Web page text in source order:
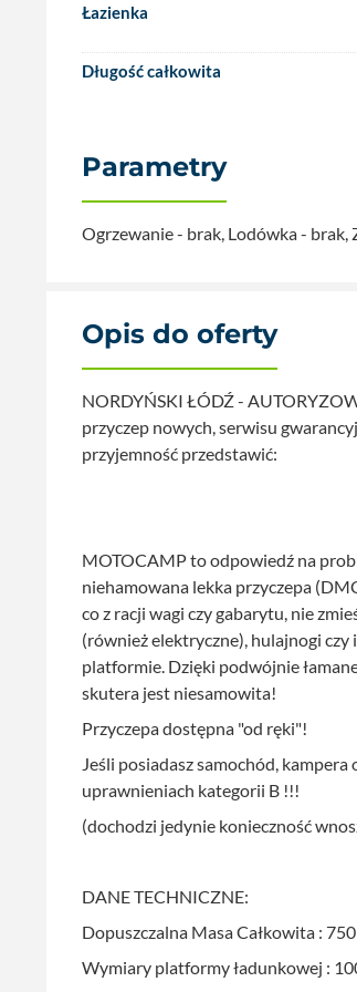
Łazienka
Długość całkowita
Parametry
Opis do oferty
NORDYŃSKI ŁÓDŹ -
przyczep nowych, serwisu
przyjemność przedstawić:
MOTOCAMP to odpowiedź na
niehamowana lekka przyczepa
co z racji wagi czy gabarytu, nie
(również elektryczne), hulajnogi
platformie. Dzięki podwójnie
skutera jest niesamowita!
Przyczepa dostępna "od ręki"!
Jeśli posiadasz samochód,
uprawnieniach kategorii B !!!
(dochodzi jedynie konieczność
DANE TECHNICZNE:
Dopuszczalna Masa Całkowita :
Wymiary platformy ładunkowej :